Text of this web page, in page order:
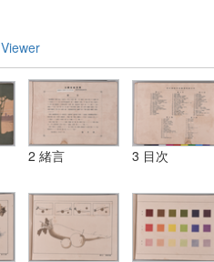
Viewer
2 緒言 3 目次